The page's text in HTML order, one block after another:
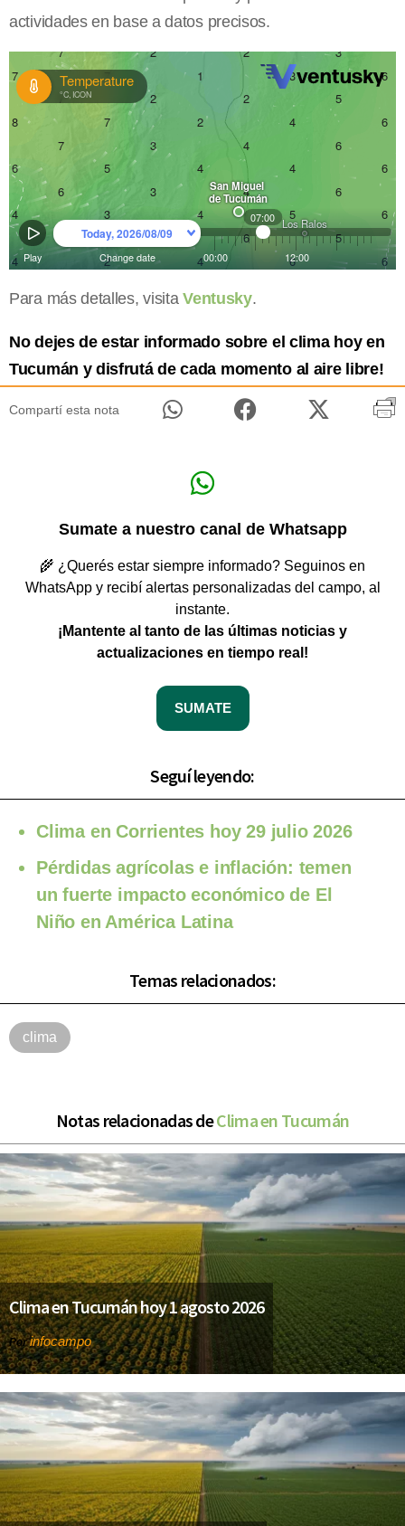
actividades en base a datos precisos.
Para más detalles, visitaVentusky.
No dejes de estar informado sobre el clima hoy en
Tucumán y disfrutá de cada momento al aire libre!
Compartí esta nota
Sumate a nuestro canal de Whatsapp
🌾 ¿Querés estar siempre informado? Seguinos en
WhatsApp y recibí alertas personalizadas del campo, al
instante.
¡Mantente al tanto de las últimas noticias y
actualizaciones en tiempo real!
SUMATE
Seguí leyendo:
Clima en Corrientes hoy 29 julio 2026
Pérdidas agrícolas e inflación: temen
un fuerte impacto económico de El
Niño en América Latina
Temas relacionados:
clima
Notas relacionadas deClima en Tucumán
Clima en Tucumán hoy 1 agosto 2026
Porinfocampo